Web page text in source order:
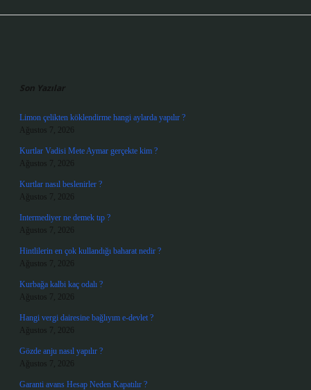
Son Yazılar
Limon çelikten köklendirme hangi aylarda yapılır ?
Ağustos 7, 2026
Kurtlar Vadisi Mete Aymar gerçekte kim ?
Ağustos 7, 2026
Kurtlar nasıl beslenirler ?
Ağustos 7, 2026
Intermediyer ne demek tıp ?
Ağustos 7, 2026
Hintlilerin en çok kullandığı baharat nedir ?
Ağustos 7, 2026
Kurbağa kalbi kaç odalı ?
Ağustos 7, 2026
Hangi vergi dairesine bağlıyım e-devlet ?
Ağustos 7, 2026
Gözde anju nasıl yapılır ?
Ağustos 7, 2026
Garanti avans Hesap Neden Kapatılır ?